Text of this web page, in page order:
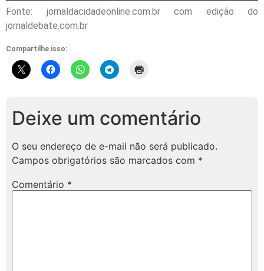
Fonte: jornaldacidadeonline.com.br com edição do
jornaldebate.com.br
Compartilhe isso:
Deixe um comentário
O seu endereço de e-mail não será publicado.
Campos obrigatórios são marcados com *
Comentário *